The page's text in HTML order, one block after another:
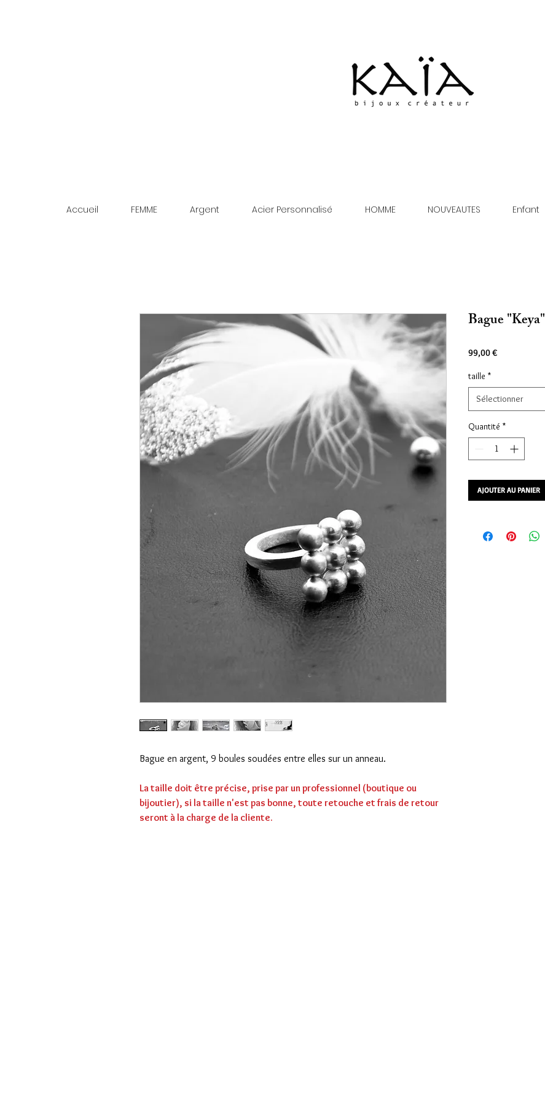
Accueil FEMME Argent Acier Personnalisé HOMME NOUVEAUTES Enfant
Bague en argent, 9 boules soudées entre elles sur un anneau.
La taille doit être précise, prise par un professionnel (boutique ou
bijoutier), si la taille n'est pas bonne, toute retouche et frais de retour
seront à la charge de la cliente.
Bague "Keya"
99,00 €Prix
taille *
Sélectionner
Quantité *
AJOUTER AU PANIER